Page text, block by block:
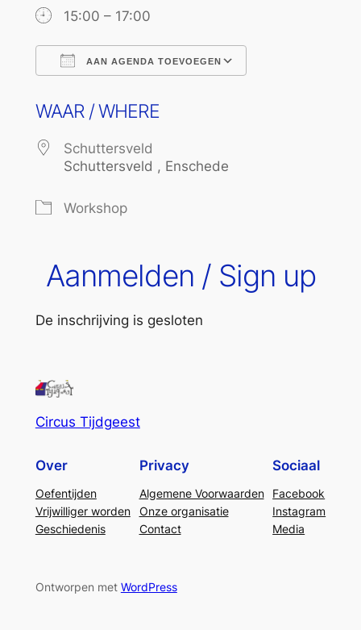
15:00 – 17:00
AAN AGENDA TOEVOEGEN
WAAR / WHERE
Schuttersveld
Schuttersveld , Enschede
Workshop
Aanmelden / Sign up
De inschrijving is gesloten
Circus Tijdgeest
Over
Oefentijden
Vrijwilliger worden
Geschiedenis
Privacy
Algemene Voorwaarden
Onze organisatie
Contact
Sociaal
Facebook
Instagram
Media
Ontworpen met WordPress